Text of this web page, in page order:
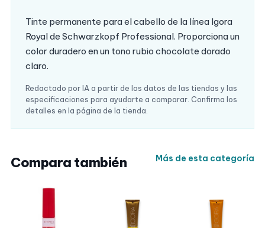
Tinte permanente para el cabello de la línea Igora
Royal de Schwarzkopf Professional. Proporciona un
color duradero en un tono rubio chocolate dorado
claro.
Redactado por IA a partir de los datos de las tiendas y las
especificaciones para ayudarte a comparar. Confirma los
detalles en la página de la tienda.
Compara también Más de esta categoría